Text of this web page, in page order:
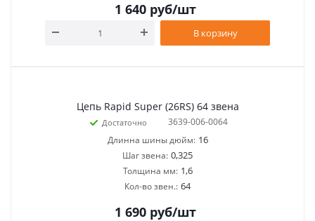
1 640руб/шт
В корзину
Цепь Rapid Super (26RS) 64 звена
Достаточно
3639-006-0064
Длинна шины дюйм: 16
Шаг звена: 0,325
Толщина мм: 1,6
Кол-во звен.: 64
1 690руб/шт